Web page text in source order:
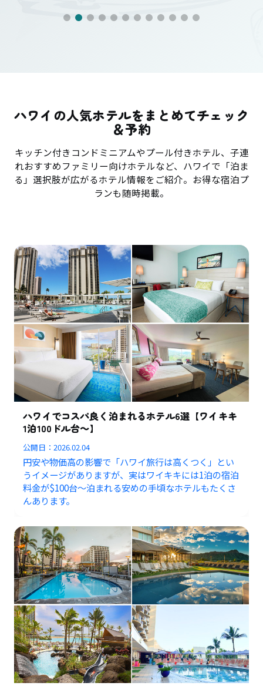
ハワイの人気ホテルをまとめてチェック
＆予約
キッチン付きコンドミニアムやプール付きホテル、子連
れおすすめファミリー向けホテルなど、ハワイで「泊ま
る」選択肢が広がるホテル情報をご紹介。お得な宿泊プ
ランも随時掲載。
ハワイでコスパ良く泊まれるホテル6選【ワイキキ
1泊100ドル台～】
公開日：2026.02.04
円安や物価高の影響で「ハワイ旅行は高くつく」とい
うイメージがありますが、実はワイキキには1泊の宿泊
料金が$100台〜泊まれる安めの手頃なホテルもたくさ
んあります。